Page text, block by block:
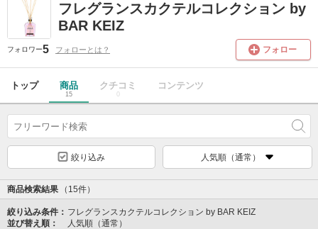
フレグランスカクテルコレクション by
BAR KEIZ
フォロワー5 フォローとは？ フォロー
トップ 商品
15
クチコミ
0
コンテンツ
絞り込み 人気順（通常）
商品検索結果 （15件）
絞り込み条件： フレグランスカクテルコレクション by BAR KEIZ
並び替え順：
人気順（通常）